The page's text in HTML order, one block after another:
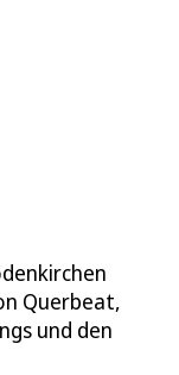
Querbeat,
und den